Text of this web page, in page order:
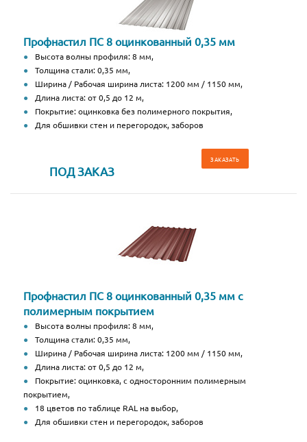
Профнастил ПС 8 оцинкованный 0,35 мм
Высота волны профиля: 8 мм,
Толщина стали: 0,35 мм,
Ширина / Рабочая ширина листа: 1200 мм / 1150 мм,
Длина листа: от 0,5 до 12 м,
Покрытие: оцинковка без полимерного покрытия,
Для обшивки стен и перегородок, заборов
ПОД ЗАКАЗ
ЗАКАЗАТЬ
Профнастил ПС 8 оцинкованный 0,35 мм с
полимерным покрытием
Высота волны профиля: 8 мм,
Толщина стали: 0,35 мм,
Ширина / Рабочая ширина листа: 1200 мм / 1150 мм,
Длина листа: от 0,5 до 12 м,
Покрытие: оцинковка, с односторонним полимерным
покрытием,
18 цветов по таблице RAL на выбор,
Для обшивки стен и перегородок, заборов